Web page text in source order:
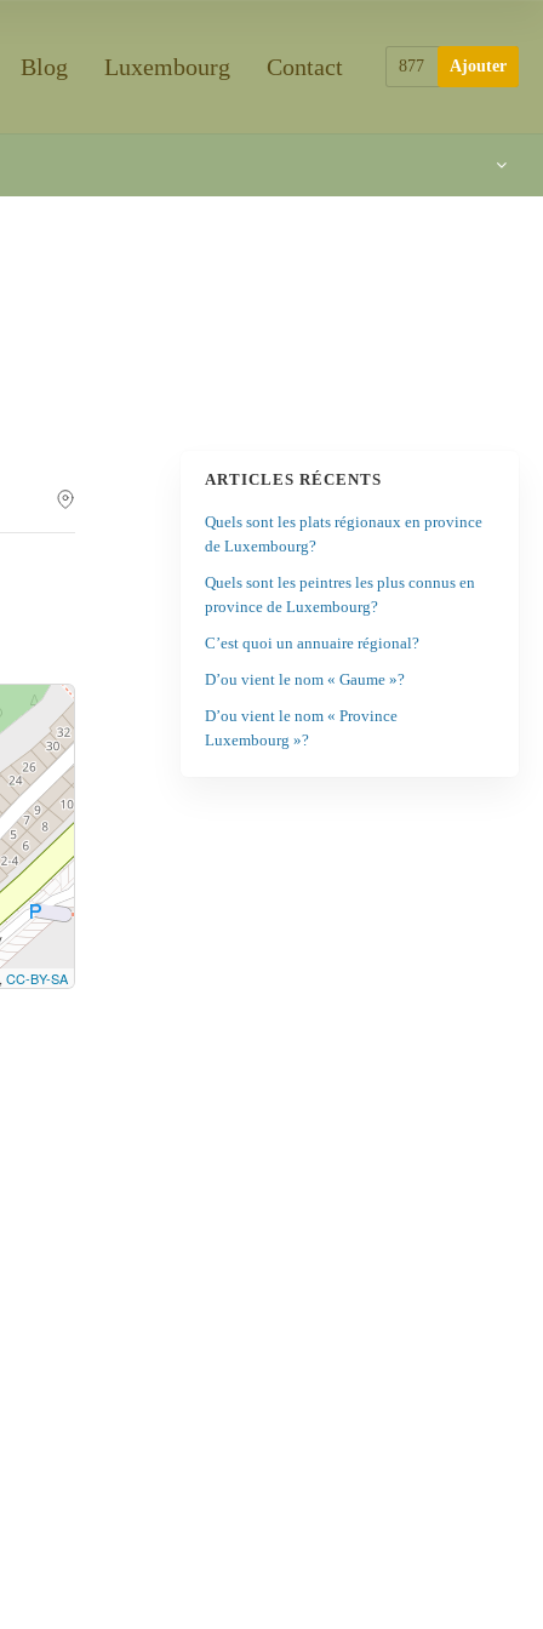
Blog Luxembourg Contact 877 Ajouter
CC-BY-SA
ARTICLES RÉCENTS
Quels sont les plats régionaux en province
de Luxembourg?
Quels sont les peintres les plus connus en
province de Luxembourg?
C’est quoi un annuaire régional?
D’ou vient le nom « Gaume »?
D’ou vient le nom « Province
Luxembourg »?